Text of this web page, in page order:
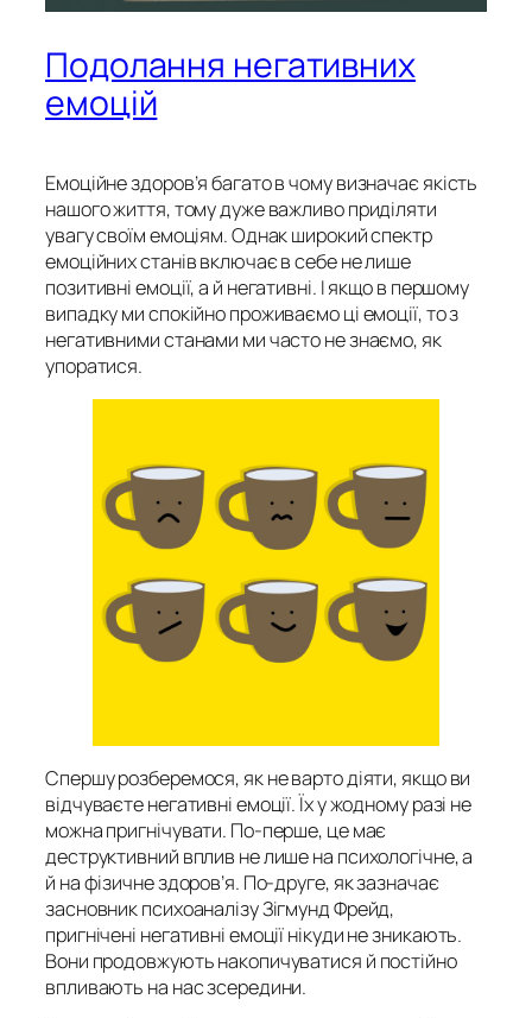
Подолання негативних
емоцій
Емоційне здоров’я багато в чому визначає якість
нашого життя, тому дуже важливо приділяти
увагу своїм емоціям. Однак широкий спектр
емоційних станів включає в себе не лише
позитивні емоції, а й негативні. І якщо в першому
випадку ми спокійно проживаємо ці емоції, то з
негативними станами ми часто не знаємо, як
упоратися.
Спершу розберемося, як не варто діяти, якщо ви
відчуваєте негативні емоції. Їх у жодному разі не
можна пригнічувати. По-перше, це має
деструктивний вплив не лише на психологічне, а
й на фізичне здоров’я. По-друге, як зазначає
засновник психоаналізу Зігмунд Фрейд,
пригнічені негативні емоції нікуди не зникають.
Вони продовжують накопичуватися й постійно
впливають на нас зсередини.